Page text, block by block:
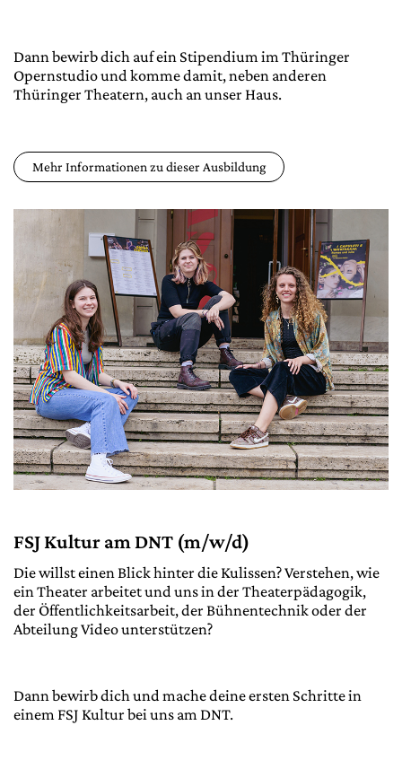
Dann bewirb dich auf ein Stipendium im Thüringer
Opernstudio und komme damit, neben anderen
Thüringer Theatern, auch an unser Haus.
Mehr Informationen zu dieser Ausbildung
FSJ Kultur am DNT (m/w/d)
Die willst einen Blick hinter die Kulissen? Verstehen, wie
ein Theater arbeitet und uns in der Theaterpädagogik,
der Öffentlichkeitsarbeit, der Bühnentechnik oder der
Abteilung Video unterstützen?
Dann bewirb dich und mache deine ersten Schritte in
einem FSJ Kultur bei uns am DNT.